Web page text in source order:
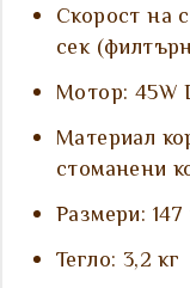
Скорост на
сек
Мотор: 45W
Материал
стоманени
Размери:
Тегло: 3,2 кг